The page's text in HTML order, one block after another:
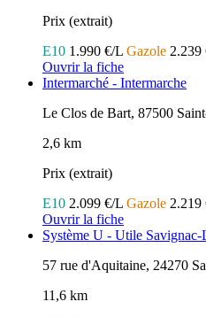
Prix (extrait)
E10 1.990 €/L Gazole 2.239
Ouvrir la fiche
Intermarché - Intermarche
Le Clos de Bart, 87500
2,6 km
Prix (extrait)
E10 2.099 €/L Gazole 2.219
Ouvrir la fiche
Système U - Utile Savignac-
57 rue d'Aquitaine, 24270
11,6 km